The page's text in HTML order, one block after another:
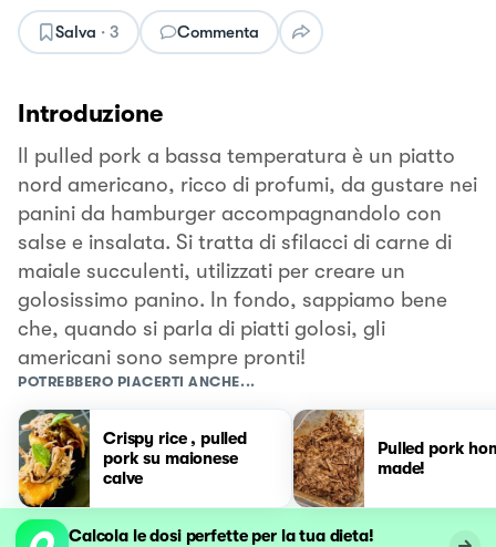
Salva · 3 Commenta
Introduzione
Il pulled pork a bassa temperatura è un piatto
nord americano, ricco di profumi, da gustare nei
panini da hamburger accompagnandolo con
salse e insalata. Si tratta di sfilacci di carne di
maiale succulenti, utilizzati per creare un
golosissimo panino. In fondo, sappiamo bene
che, quando si parla di piatti golosi, gli
americani sono sempre pronti!
POTREBBERO PIACERTI ANCHE...
Crispy rice , pulled
pork su maionese
calve
Pulled pork
made!
Calcola le dosi perfette per la tua dieta!